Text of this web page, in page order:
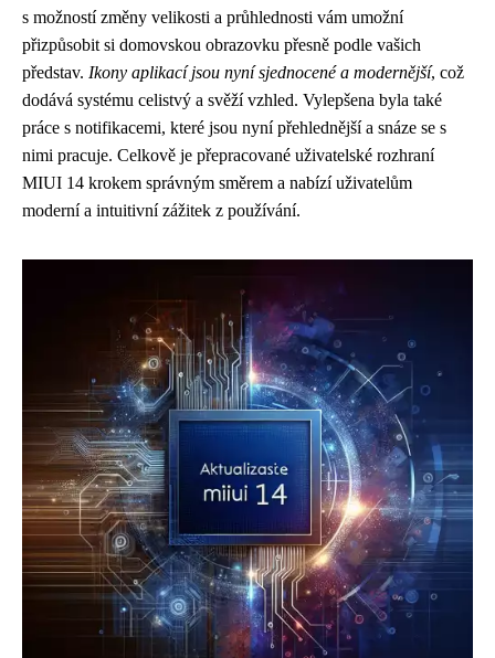
s možností změny velikosti a průhlednosti vám umožní
přizpůsobit si domovskou obrazovku přesně podle vašich
představ. Ikony aplikací jsou nyní sjednocené a modernější, což
dodává systému celistvý a svěží vzhled. Vylepšena byla také
práce s notifikacemi, které jsou nyní přehlednější a snáze se s
nimi pracuje. Celkově je přepracované uživatelské rozhraní
MIUI 14 krokem správným směrem a nabízí uživatelům
moderní a intuitivní zážitek z používání.